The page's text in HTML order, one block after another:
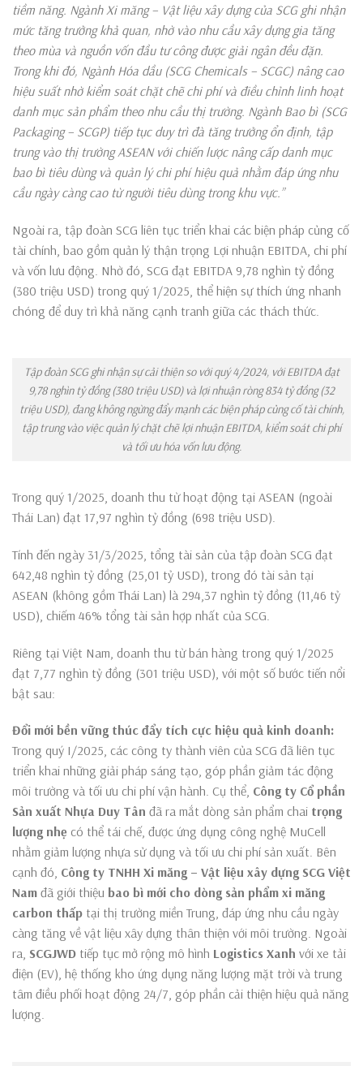
tiềm năng. Ngành Xi măng – Vật liệu xây dựng của SCG ghi nhận
mức tăng trưởng khả quan, nhờ vào nhu cầu xây dựng gia tăng
theo mùa và nguồn vốn đầu tư công được giải ngân đều đặn.
Trong khi đó, Ngành Hóa dầu (SCG Chemicals – SCGC) nâng cao
hiệu suất nhờ kiểm soát chặt chẽ chi phí và điều chỉnh linh hoạt
danh mục sản phẩm theo nhu cầu thị trường. Ngành Bao bì (SCG
Packaging – SCGP) tiếp tục duy trì đà tăng trưởng ổn định, tập
trung vào thị trường ASEAN với chiến lược nâng cấp danh mục
bao bì tiêu dùng và quản lý chi phí hiệu quả nhằm đáp ứng nhu
cầu ngày càng cao từ người tiêu dùng trong khu vực.”
Ngoài ra, tập đoàn SCG liên tục triển khai các biện pháp củng cố
tài chính, bao gồm quản lý thận trọng Lợi nhuận EBITDA, chi phí
và vốn lưu động. Nhờ đó, SCG đạt EBITDA 9,78 nghìn tỷ đồng
(380 triệu USD) trong quý 1/2025, thể hiện sự thích ứng nhanh
chóng để duy trì khả năng cạnh tranh giữa các thách thức.
Tập đoàn SCG ghi nhận sự cải thiện so với quý 4/2024, với EBITDA đạt
9,78 nghìn tỷ đồng (380 triệu USD) và lợi nhuận ròng 834 tỷ đồng (32
triệu USD), đang không ngừng đẩy mạnh các biện pháp củng cố tài chính,
tập trung vào việc quản lý chặt chẽ lợi nhuận EBITDA, kiểm soát chi phí
và tối ưu hóa vốn lưu động.
Trong quý 1/2025, doanh thu từ hoạt động tại ASEAN (ngoài
Thái Lan) đạt 17,97 nghìn tỷ đồng (698 triệu USD).
Tính đến ngày 31/3/2025, tổng tài sản của tập đoàn SCG đạt
642,48 nghìn tỷ đồng (25,01 tỷ USD), trong đó tài sản tại
ASEAN (không gồm Thái Lan) là 294,37 nghìn tỷ đồng (11,46 tỷ
USD), chiếm 46% tổng tài sản hợp nhất của SCG.
Riêng tại Việt Nam, doanh thu từ bán hàng trong quý 1/2025
đạt 7,77 nghìn tỷ đồng (301 triệu USD), với một số bước tiến nổi
bật sau:
Đổi mới bền vững thúc đẩy tích cực hiệu quả kinh doanh:
Trong quý I/2025, các công ty thành viên của SCG đã liên tục
triển khai những giải pháp sáng tạo, góp phần giảm tác động
môi trường và tối ưu chi phí vận hành. Cụ thể, Công ty Cổ phần
Sản xuất Nhựa Duy Tân đã ra mắt dòng sản phẩm chai trọng
lượng nhẹ có thể tái chế, được ứng dụng công nghệ MuCell
nhằm giảm lượng nhựa sử dụng và tối ưu chi phí sản xuất. Bên
cạnh đó, Công ty TNHH Xi măng – Vật liệu xây dựng SCG Việt
Nam đã giới thiệu bao bì mới cho dòng sản phẩm xi măng
carbon thấp tại thị trường miền Trung, đáp ứng nhu cầu ngày
càng tăng về vật liệu xây dựng thân thiện với môi trường. Ngoài
ra, SCGJWD tiếp tục mở rộng mô hình Logistics Xanh với xe tải
điện (EV), hệ thống kho ứng dụng năng lượng mặt trời và trung
tâm điều phối hoạt động 24/7, góp phần cải thiện hiệu quả năng
lượng.